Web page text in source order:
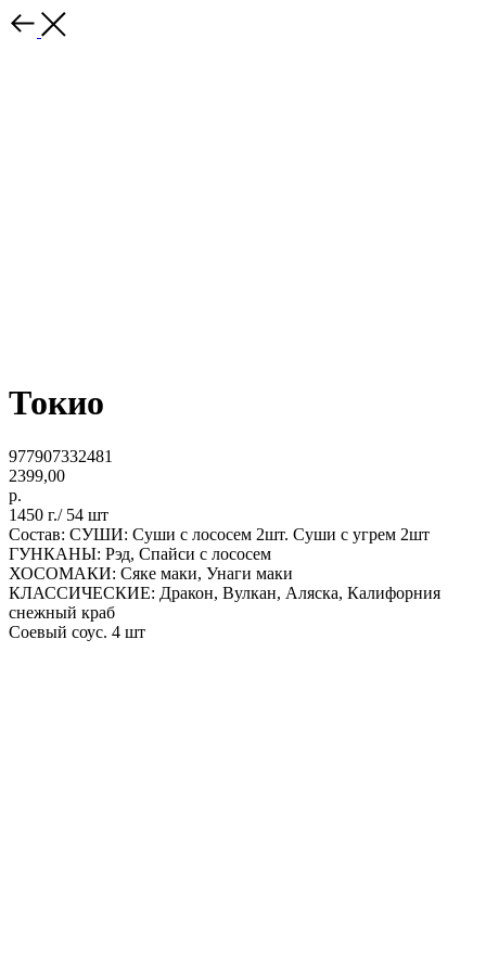
Токио
977907332481
2399,00
р.
1450 г./ 54 шт
Состав: СУШИ: Суши с лососем 2шт. Суши с угрем 2шт
ГУНКАНЫ: Рэд, Спайси с лососем
ХОСОМАКИ: Сяке маки, Унаги маки
КЛАССИЧЕСКИЕ: Дракон, Вулкан, Аляска, Калифорния
снежный краб
Соевый соус. 4 шт